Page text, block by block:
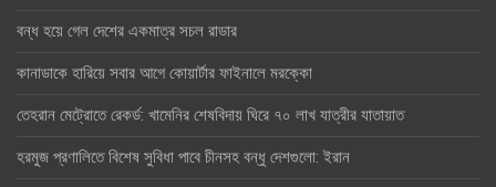
বন্ধ হয়ে গেল দেশের একমাত্র সচল রাডার
কানাডাকে হারিয়ে সবার আগে কোয়ার্টার ফাইনালে মরক্কো
তেহরান মেট্রোতে রেকর্ড: খামেনির শেষবিদায় ঘিরে ৭০ লাখ যাত্রীর যাতায়াত
হরমুজ প্রণালিতে বিশেষ সুবিধা পাবে চীনসহ বন্ধু দেশগুলো: ইরান